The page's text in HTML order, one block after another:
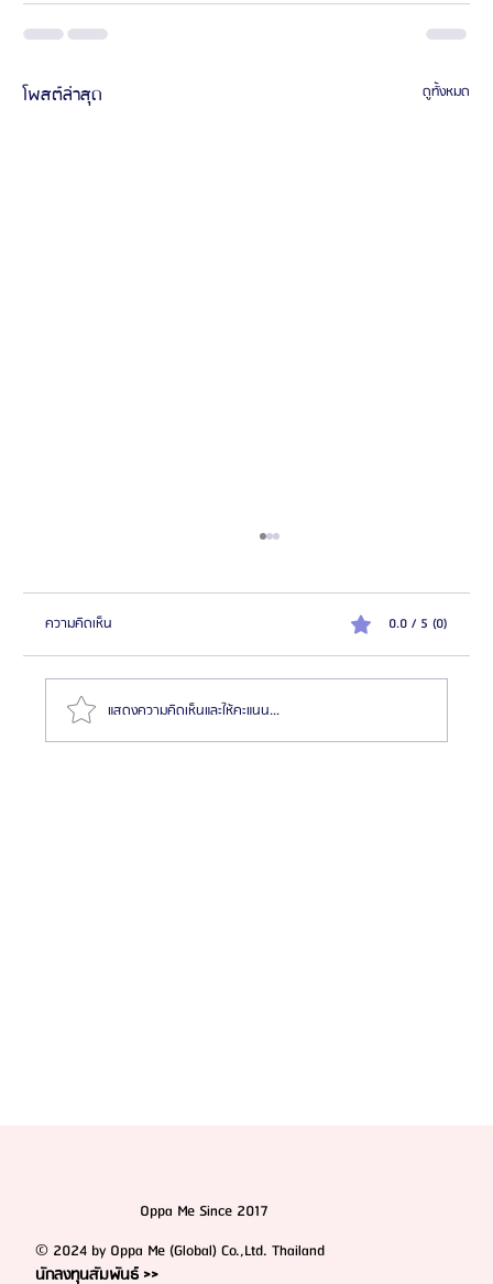
โพสต์ล่าสุด ดูทั้งหมด
ความคิดเห็น 0.0 / 5 (0)
แสดงความคิดเห็นและให้คะแนน...
Oppa Me Since 2017
© 2024 by Oppa Me (Global) Co.,Ltd. Thailand
นักลงทุนสัมพันธ์ >>